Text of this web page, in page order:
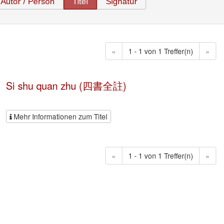
« 1 - 1 von 1 Treffer(n) »
Si shu quan zhu (四書全註)
Mehr Informationen zum Titel
« 1 - 1 von 1 Treffer(n) »